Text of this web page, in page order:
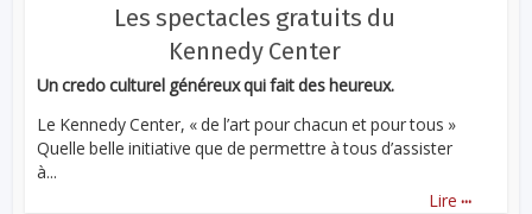
Les spectacles gratuits du
Kennedy Center
Un credo culturel généreux qui fait des heureux.
Le Kennedy Center, « de l’art pour chacun et pour tous »
Quelle belle initiative que de permettre à tous d’assister
à...
Lire ...